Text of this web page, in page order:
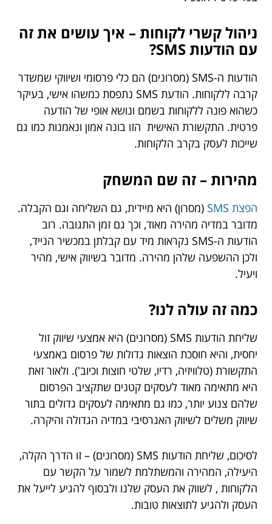
ניהולקשרי לקוחות – איך עושים אתזה
עם הודעות
הודעות ה-SMS (מסרונים) הם כלי פרסומי ושיווקי שמשדר
קרבה ללקוחות. הודעת SMS נתפסת כמשהו אישי, בעיקר
כשהוא פונה ללקוחות בשמם ונושא אופי של הודעה
פרטית. התקשורת האישית הזו בונה אמון ונאמנות כמו גם
שייכות לעסק בקרב הלקוחות.
מהירות – זה שם המשחק
הפצת SMS
(מסרון) היא מיידית, גם השליחה וגם הקבלה.
מדובר במדיה מהירה מאוד, וכך גם זמן התגובה. רוב
הודעות ה-SMS נקראות מיד עם קבלתן במכשיר הנייד,
ולכן ההשפעה שלהן מהירה. מדובר בשיווק אישי, מהיר
ויעיל.
כמה זה עולה לנו?
שליחת הודעות SMS (מסרונים) היא אמצעי שיווק זול
יחסית, והיא חוסכת הוצאות גדולות של פרסום באמצעי
התקשורת (טלוויזיה, רדיו, שלטי חוצות וכיוב'). ולאור זאת
היא מתאימה מאוד לעסקים קטנים שתקציב הפרסום
שלהם צנוע יותר, כמו גם מתאימה לעסקים גדולים בתור
שיווק משלים לשיווק האגרסיבי במדיה הגדולה והיקרה.
לסיכום, שליחת הודעות SMS (מסרונים) – זו הדרך הקלה,
היעילה, המהירה והמשתלמת לשמור על הקשר עם
הלקוחות , לשווק את העסק שלנו ולבסוף להגיע לייעל את
העסק ולהגיע לתוצאות טובות.